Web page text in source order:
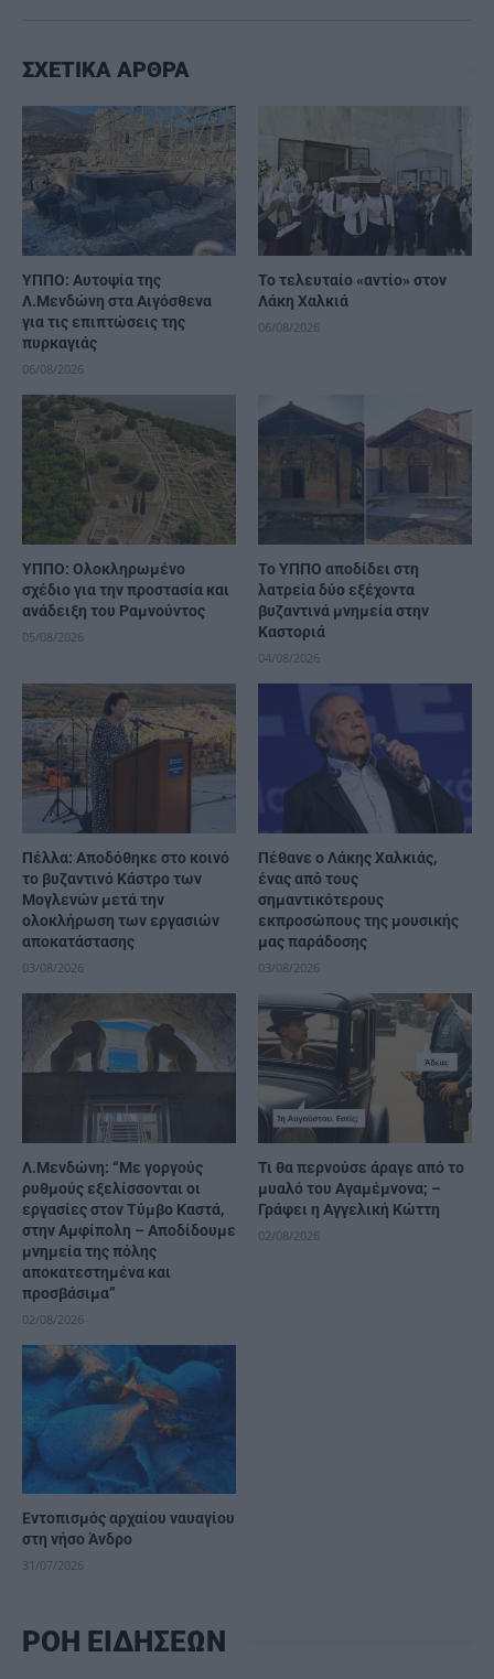
ΣΧΕΤΙΚΑ ΑΡΘΡΑ
ΥΠΠΟ: Αυτοψία της
Λ.Μενδώνη στα Αιγόσθενα
για τις επιπτώσεις της
πυρκαγιάς
06/08/2026
Το τελευταίο «αντίο» στον
Λάκη Χαλκιά
06/08/2026
ΥΠΠΟ: Ολοκληρωμένο
σχέδιο για την προστασία και
ανάδειξη του Ραμνούντος
05/08/2026
Το ΥΠΠΟ αποδίδει στη
λατρεία δύο εξέχοντα
βυζαντινά μνημεία στην
Καστοριά
04/08/2026
Πέλλα: Αποδόθηκε στο κοινό
το βυζαντινό Κάστρο των
Μογλενών μετά την
ολοκλήρωση των εργασιών
αποκατάστασης
03/08/2026
Πέθανε ο Λάκης Χαλκιάς,
ένας από τους
σημαντικότερους
εκπροσώπους της μουσικής
μας παράδοσης
03/08/2026
Λ.Μενδώνη: “Με γοργούς
ρυθμούς εξελίσσονται οι
εργασίες στον Τύμβο Καστά,
στην Αμφίπολη – Αποδίδουμε
μνημεία της πόλης
αποκατεστημένα και
προσβάσιμα”
02/08/2026
Τι θα περνούσε άραγε από το
μυαλό του Αγαμέμνονα; –
Γράφει η Αγγελική Κώττη
02/08/2026
Εντοπισμός αρχαίου ναυαγίου
στη νήσο Άνδρο
31/07/2026
ΡΟΗ ΕΙΔΗΣΕΩΝ